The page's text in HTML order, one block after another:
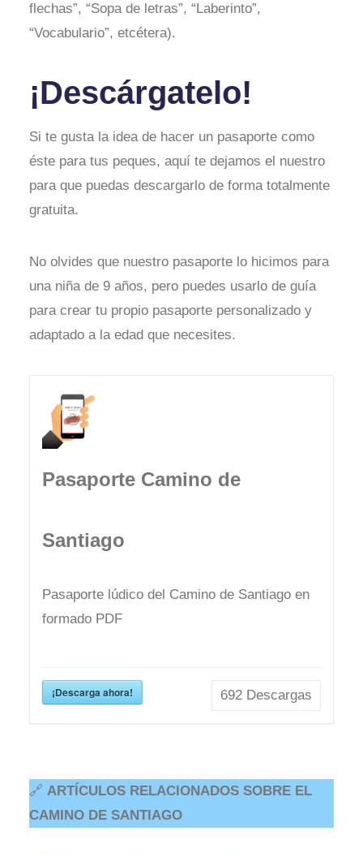
flechas”, “Sopa de letras”, “Laberinto”,
“Vocabulario”, etcétera).
¡Descárgatelo!
Si te gusta la idea de hacer un pasaporte como
éste para tus peques, aquí te dejamos el nuestro
para que puedas descargarlo de forma totalmente
gratuita.
No olvides que nuestro pasaporte lo hicimos para
una niña de 9 años, pero puedes usarlo de guía
para crear tu propio pasaporte personalizado y
adaptado a la edad que necesites.
Pasaporte Camino de
Santiago
Pasaporte lúdico del Camino de Santiago en
formado PDF
¡Descarga ahora! 692 Descargas
🔗 ARTÍCULOS RELACIONADOS SOBRE EL
CAMINO DE SANTIAGO